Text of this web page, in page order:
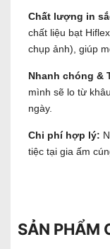
Chất lượng in
chất liệu bạt
chụp ảnh), giúp
Nhanh chóng &
mình sẽ lo từ
ngày.
Chi phí hợp lý:
tiệc tại gia ấm
SẢN PHẨM